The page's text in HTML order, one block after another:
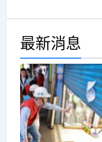
最新消息